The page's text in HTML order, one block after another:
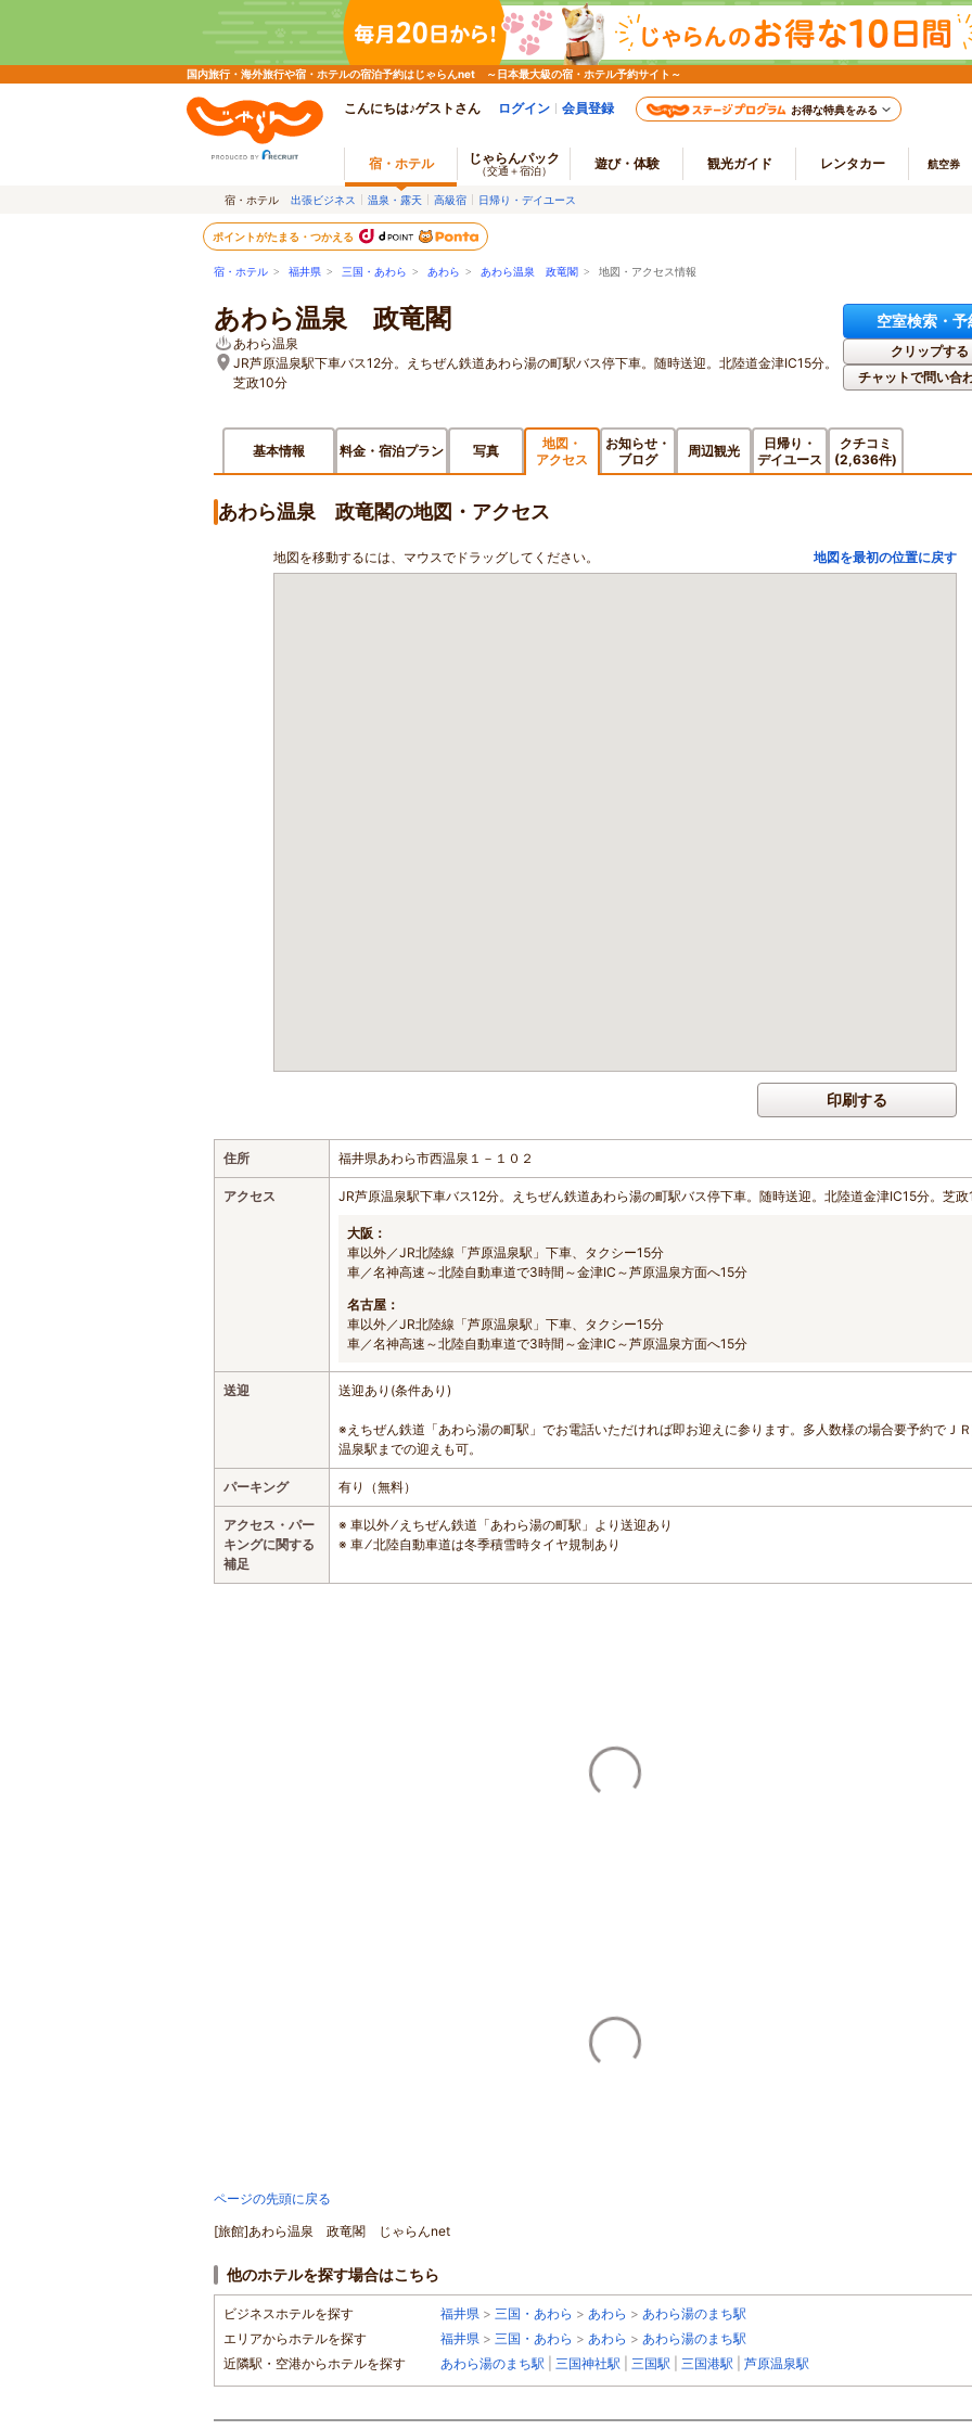
国内旅行・海外旅行や宿・ホテルの宿泊予約はじゃらんnet ～日本最大級の宿・ホテル予約サイト～
こんにちは♪ゲストさん ログイン 会員登録 お得な特典をみる
宿・ホテル じゃらんパック
（交通＋宿泊） 遊び・体験 観光ガイド レンタカー 航空券
宿・ホテル 出張ビジネス 温泉・露天 高級宿 日帰り・デイユース
ポイントがたまる・つかえる
宿・ホテル > 福井県 > 三国・あわら > あわら > あわら温泉 政竜閣 > 地図・アクセス情報
あわら温泉 政竜閣
あわら温泉
JR芦原温泉駅下車バス12分。えちぜん鉄道あわら湯の町駅バス停下車。随時送迎。北陸道金津IC15分。
芝政10分
空室検索・予
クリップする
チャットで問い合
基本情報 料金・宿泊プラン 写真
地図・
アクセス
お知らせ・
ブログ
周辺観光
日帰り・
デイユース
クチコミ
(2,636件)
あわら温泉 政竜閣の地図・アクセス
地図を移動するには、マウスでドラッグしてください。 地図を最初の位置に戻す
印刷する
住所 福井県あわら市西温泉１－１０２
アクセス JR芦原温泉駅下車バス12分。えちぜん鉄道あわら湯の町駅バス停下車。随時送迎。北陸道金津IC15分。芝
大阪：
車以外／JR北陸線「芦原温泉駅」下車、タクシー15分
車／名神高速～北陸自動車道で3時間～金津IC～芦原温泉方面へ15分
名古屋：
車以外／JR北陸線「芦原温泉駅」下車、タクシー15分
車／名神高速～北陸自動車道で3時間～金津IC～芦原温泉方面へ15分
送迎 送迎あり(条件あり)
※えちぜん鉄道「あわら湯の町駅」でお電話いただければ即お迎えに参ります。多人数様の場合要予約でＪ
温泉駅までの迎えも可。
パーキング 有り（無料）
アクセス・パー
キングに関する
補足
※ 車以外 ⁄ えちぜん鉄道「あわら湯の町駅」より送迎あり
※ 車 ⁄ 北陸自動車道は冬季積雪時タイヤ規制あり
ページの先頭に戻る
[旅館]あわら温泉 政竜閣 じゃらんnet
他のホテルを探す場合はこちら
ビジネスホテルを探す 福井県 > 三国・あわら > あわら > あわら湯のまち駅
エリアからホテルを探す
福井県 > 三国・あわら > あわら > あわら湯のまち駅
近隣駅・空港からホテルを探す
あわら湯のまち駅 三国神社駅 三国駅 三国港駅 芦原温泉駅